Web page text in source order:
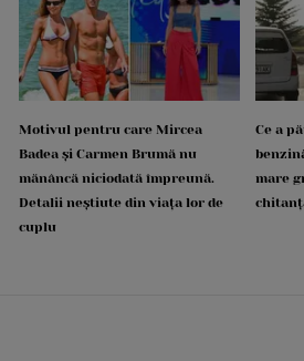
Motivul pentru care Mircea
Badea și Carmen Brumă nu
mănâncă niciodată împreună.
Detalii neștiute din viața lor de
cuplu
Ce a
mare